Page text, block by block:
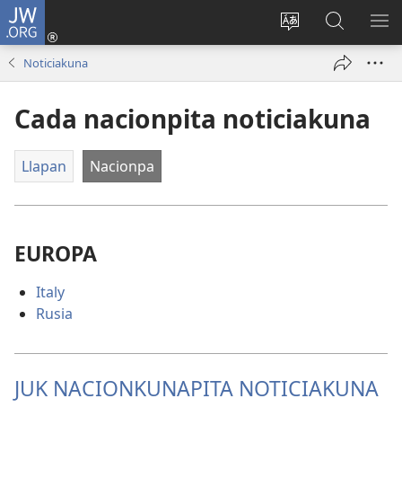
JW.ORG
Päginapa
idiömanta
jukman
Cuentëkiman
yëkuy
ventana)
JW.ORG
Noticiakuna
Cada nacionpita noticiakuna
Llapan Nacionpa
EUROPA
Italy
Rusia
JUK NACIONKUNAPITA NOTICIAKUNA